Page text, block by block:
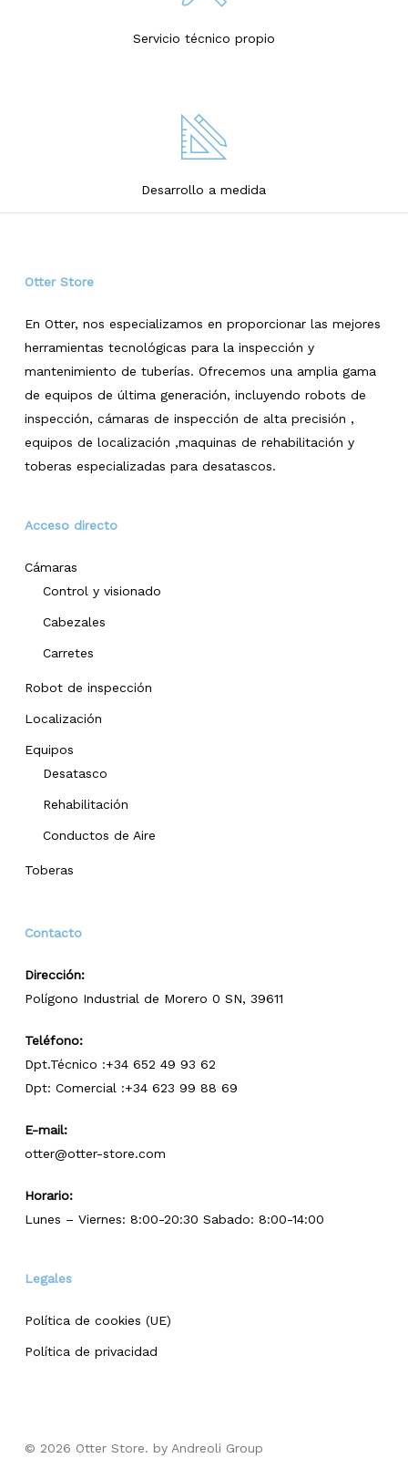
Servicio técnico propio
Desarrollo a medida
Otter Store
En Otter, nos especializamos en proporcionar las mejores
herramientas tecnológicas para la inspección y
mantenimiento de tuberías. Ofrecemos una amplia gama
de equipos de última generación, incluyendo robots de
inspección, cámaras de inspección de alta precisión ,
equipos de localización ,maquinas de rehabilitación y
toberas especializadas para desatascos.
Acceso directo
Cámaras
Control y visionado
Cabezales
Carretes
Robot de inspección
Localización
Equipos
Desatasco
Rehabilitación
Conductos de Aire
Toberas
Contacto
Dirección:
Polígono Industrial de Morero 0 SN, 39611
Teléfono:
Dpt.Técnico :+34 652 49 93 62
Dpt: Comercial :+34 623 99 88 69
E-mail:
otter@otter-store.com
Horario:
Lunes – Viernes: 8:00-20:30 Sabado: 8:00-14:00
Legales
Política de cookies (UE)
Política de privacidad
© 2026 Otter Store. by Andreoli Group